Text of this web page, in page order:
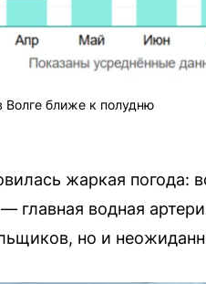
Волге ближе к полудню
жаркая погода:
главная водная
но и